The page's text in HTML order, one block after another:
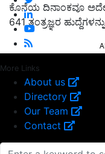
More Links
About us
Directory
Our Team
Contact
ಕೊನೆಯ ದಿನಾಂಕವೂ
641 ತಂತ್ರಜ್ಞರ